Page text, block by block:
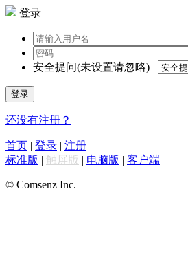
登录
安全提问(未设置请忽略)
登录
还没有注册？
首页 | 登录 | 注册
标准版 | 触屏版 | 电脑版 | 客户端
© Comsenz Inc.